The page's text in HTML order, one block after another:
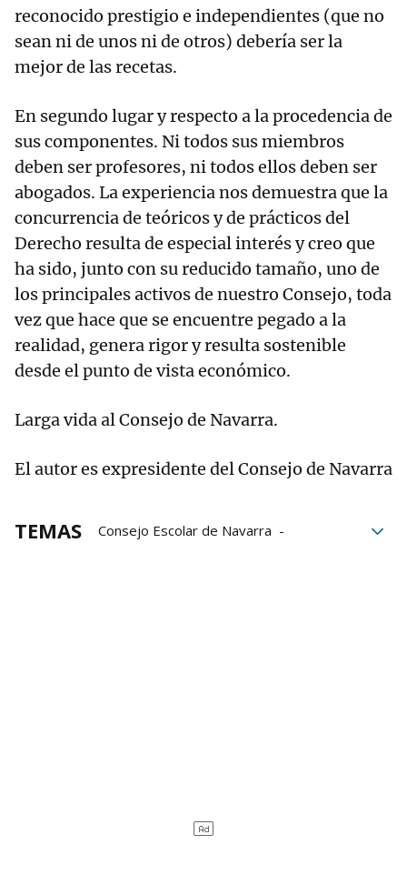
reconocido prestigio e independientes (que no
sean ni de unos ni de otros) debería ser la
mejor de las recetas.
En segundo lugar y respecto a la procedencia de
sus componentes. Ni todos sus miembros
deben ser profesores, ni todos ellos deben ser
abogados. La experiencia nos demuestra que la
concurrencia de teóricos y de prácticos del
Derecho resulta de especial interés y creo que
ha sido, junto con su reducido tamaño, uno de
los principales activos de nuestro Consejo, toda
vez que hace que se encuentre pegado a la
realidad, genera rigor y resulta sostenible
desde el punto de vista económico.
Larga vida al Consejo de Navarra.
El autor es expresidente del Consejo de Navarra
TEMAS
Consejo Escolar de Navarra